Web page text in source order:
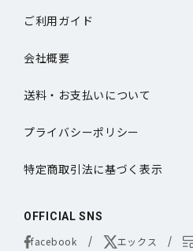
ご利用ガイド
会社概要
送料・お支払いについて
プライバシーポリシー
特定商取引法に基づく表示
OFFICIAL SNS
facebook エックス